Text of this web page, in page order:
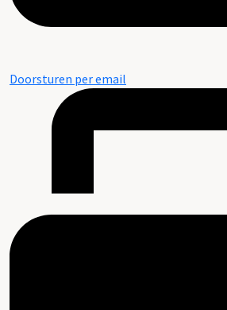
Doorsturen per email